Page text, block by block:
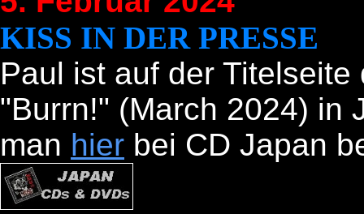
KISS IN DER PRESSE
Paul ist auf der
"Burrn!" (March 2024) in
man hier bei CD Japan